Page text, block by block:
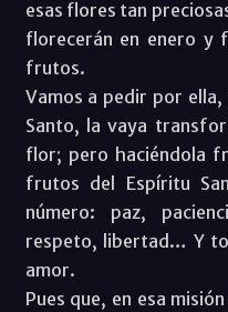
esas flores tan
florecerán en enero y
frutos.
Vamos a pedir por
Santo, la vaya
flor; pero haciéndola
frutos del Espíritu
número: paz,
respeto, libertad… Y
amor.
Pues que, en esa